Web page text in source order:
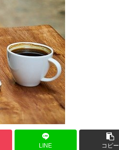
LINE コピー